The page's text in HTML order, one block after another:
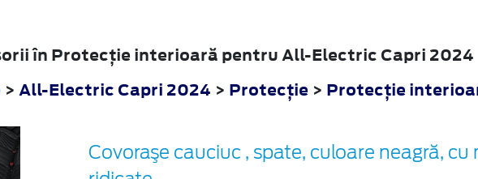
în Protecţie interioară pentru All-Electric Capri 2024
> All-Electric Capri 2024 > Protecţie > Protecţie
Covoraşe cauciuc , spate, culoare neagră, cu